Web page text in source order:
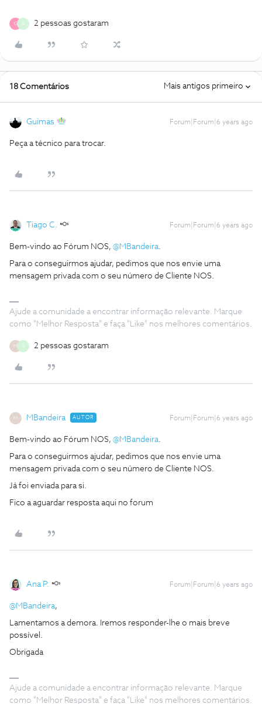
G A 2 pessoas gostaram
18 Comentários Mais antigos primeiro
Guimas Forum|Forum|6 years ago
Peça a técnico para trocar.
Tiago C. Forum|Forum|6 years ago
Bem-vindo ao Fórum NOS, @MBandeira.
Para o conseguirmos ajudar, pedimos que nos envie uma
mensagem privada com o seu número de Cliente NOS.
Ajude a comunidade a encontrar informação relevante. Marque
como "Melhor Resposta" e faça "Like" nos melhores comentários.
M A 2 pessoas gostaram
M MBandeira AUTOR Forum|Forum|6 years ago
Bem-vindo ao Fórum NOS, @MBandeira.
Para o conseguirmos ajudar, pedimos que nos envie uma
mensagem privada com o seu número de Cliente NOS.
Já foi enviada para si.
Fico a aguardar resposta aqui no forum
Ana P. Forum|Forum|6 years ago
@MBandeira,
Lamentamos a demora. Iremos responder-lhe o mais breve
possível.
Obrigada
Ajude a comunidade a encontrar informação relevante. Marque
como "Melhor Resposta" e faça "Like" nos melhores comentários.